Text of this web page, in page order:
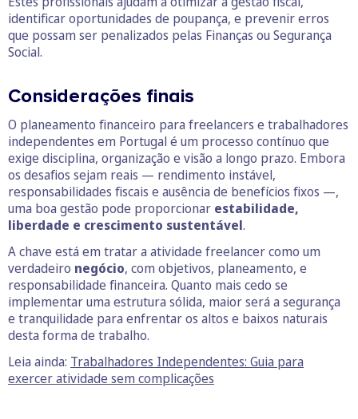
identificar oportunidades de poupança, e prevenir erros
que possam ser penalizados pelas Finanças ou Segurança
Social.
Considerações finais
O planeamento financeiro para freelancers e trabalhadores
independentes em Portugal é um processo contínuo que
exige disciplina, organização e visão a longo prazo. Embora
os desafios sejam reais — rendimento instável,
responsabilidades fiscais e ausência de benefícios fixos —,
uma boa gestão pode proporcionar estabilidade,
liberdade e crescimento sustentável.
A chave está em tratar a atividade freelancer como um
verdadeiro negócio, com objetivos, planeamento, e
responsabilidade financeira. Quanto mais cedo se
implementar uma estrutura sólida, maior será a segurança
e tranquilidade para enfrentar os altos e baixos naturais
desta forma de trabalho.
Leia ainda: Trabalhadores Independentes: Guia para
exercer atividade sem complicações